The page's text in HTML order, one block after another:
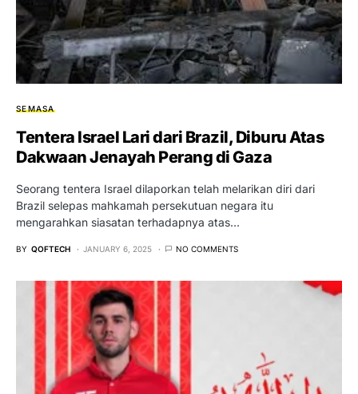
SEMASA
Tentera Israel Lari dari Brazil, Diburu Atas
Dakwaan Jenayah Perang di Gaza
Seorang tentera Israel dilaporkan telah melarikan diri dari
Brazil selepas mahkamah persekutuan negara itu
mengarahkan siasatan terhadapnya atas…
BY QOFTECH JANUARY 6, 2025 NO COMMENTS